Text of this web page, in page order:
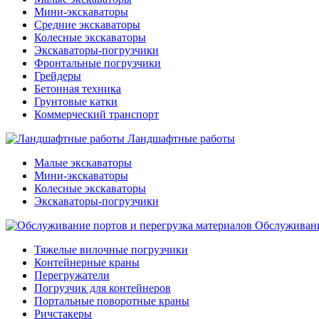
Мини-экскаваторы
Средние экскаваторы
Колесные экскаваторы
Экскаваторы-погрузчики
Фронтальные погрузчики
Грейдеры
Бетонная техника
Грунтовые катки
Коммерческий транспорт
Ландшафтные работы
Малые экскаваторы
Мини-экскаваторы
Колесные экскаваторы
Экскаваторы-погрузчики
Тяжелые вилочные погрузчики
Контейнерные краны
Перегружатели
Погрузчик для контейнеров
Портальные поворотные краны
Ричстакеры